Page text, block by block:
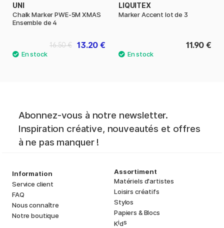
UNI
Chalk Marker PWE-5M XMAS
Ensemble de 4
13.20 €
16.50 €
LIQUITEX
Marker Accent lot de 3
11.90 €
Abonnez-vous à notre newsletter.
Inspiration créative, nouveautés et offres
à ne pas manquer !
Information
Service client
FAQ
Nous connaître
Notre boutique
Assortiment
Matériels d'artistes
Loisirs créatifs
Stylos
Papiers & Blocs
Kids